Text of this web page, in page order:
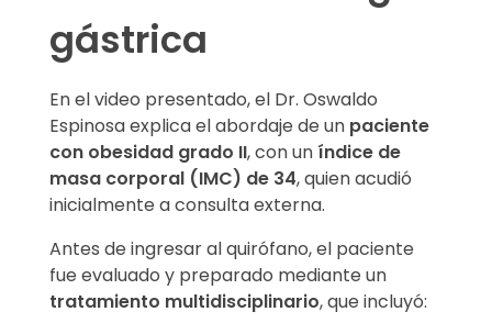
gástrica
En el video presentado, el Dr. Oswaldo
Espinosa explica el abordaje de un paciente
con obesidad grado II, con un índice de
masa corporal (IMC) de 34, quien acudió
inicialmente a consulta externa.
Antes de ingresar al quirófano, el paciente
fue evaluado y preparado mediante un
tratamiento multidisciplinario, que incluyó: